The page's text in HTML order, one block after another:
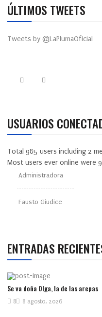
ÚLTIMOS TWEETS
Tweets by @LaPlumaOficial
USUARIOS
Total 985 users including 2
Most users ever online were
Administradora
Fausto Giudice
ENTRADAS
Se va doña Olga, la de las arepas
8 agosto, 2026
8